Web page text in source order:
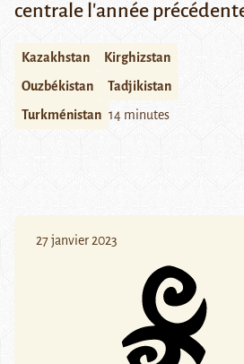
centrale l'année
Kazakhstan
Kirghizstan
Ouzbékistan
Tadjikistan
Turkménistan 14 minutes
27 janvier 2023